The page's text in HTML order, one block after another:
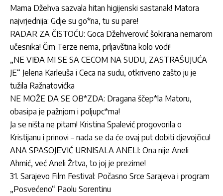
Mama Džehva sazvala hitan higijenski sastanak! Matora
najvrjednija: Gdje su go*na, tu su pare!
RADAR ZA ČISTOĆU: Goca Džehverović šokirana nemarom
učesnika! Čim Terze nema, prljavština kolo vodi!
„NE VIĐA MI SE SA CECOM NA SUDU, ZASTRAŠUJUĆA
JE“ Jelena Karleuša i Ceca na sudu, otkriveno zašto ju je
tužila Ražnatovićka
NE MOŽE DA SE OB*ZDA: Dragana ščep*la Matoru,
obasipa je pažnjom i poljupc*ma!
Ja se ništa ne pitam! Kristina Spalević progovorila o
Kristijanu i prinovi – nada se da će ovaj put dobiti djevojčicu!
ANA SPASOJEVIĆ URNISALA ANELI: Ona nije Aneli
Ahmić, već Aneli Žrtva, to joj je prezime!
31. Sarajevo Film Festival: Počasno Srce Sarajeva i program
„Posvećeno“ Paolu Sorentinu